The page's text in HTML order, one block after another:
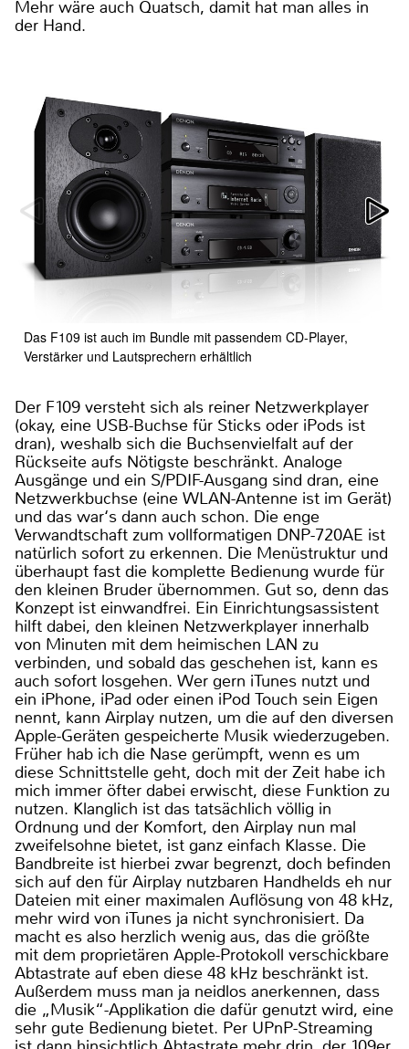
Mehr wäre auch Quatsch, damit hat man alles in
der Hand.
Das F109 ist auch im Bundle mit passendem CD-Player,
Verstärker und Lautsprechern erhältlich
Der F109 versteht sich als reiner Netzwerkplayer
(okay, eine USB-Buchse für Sticks oder iPods ist
dran), weshalb sich die Buchsenvielfalt auf der
Rückseite aufs Nötigste beschränkt. Analoge
Ausgänge und ein S/PDIF-Ausgang sind dran, eine
Netzwerkbuchse (eine WLAN-Antenne ist im Gerät)
und das war‘s dann auch schon. Die enge
Verwandtschaft zum vollformatigen DNP-720AE ist
natürlich sofort zu erkennen. Die Menüstruktur und
überhaupt fast die komplette Bedienung wurde für
den kleinen Bruder übernommen. Gut so, denn das
Konzept ist einwandfrei. Ein Einrichtungsassistent
hilft dabei, den kleinen Netzwerkplayer innerhalb
von Minuten mit dem heimischen LAN zu
verbinden, und sobald das geschehen ist, kann es
auch sofort losgehen. Wer gern iTunes nutzt und
ein iPhone, iPad oder einen iPod Touch sein Eigen
nennt, kann Airplay nutzen, um die auf den diversen
Apple-Geräten gespeicherte Musik wiederzugeben.
Früher hab ich die Nase gerümpft, wenn es um
diese Schnittstelle geht, doch mit der Zeit habe ich
mich immer öfter dabei erwischt, diese Funktion zu
nutzen. Klanglich ist das tatsächlich völlig in
Ordnung und der Komfort, den Airplay nun mal
zweifelsohne bietet, ist ganz einfach Klasse. Die
Bandbreite ist hierbei zwar begrenzt, doch befinden
sich auf den für Airplay nutzbaren Handhelds eh nur
Dateien mit einer maximalen Auflösung von 48 kHz,
mehr wird von iTunes ja nicht synchronisiert. Da
macht es also herzlich wenig aus, das die größte
mit dem proprietären Apple-Protokoll verschickbare
Abtastrate auf eben diese 48 kHz beschränkt ist.
Außerdem muss man ja neidlos anerkennen, dass
die „Musik“-Applikation die dafür genutzt wird, eine
sehr gute Bedienung bietet. Per UPnP-Streaming